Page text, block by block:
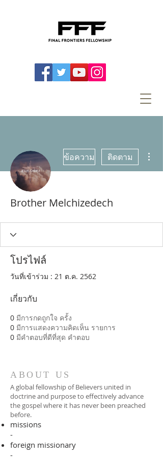
ข้อความ ติดตาม
Brother Melchizedech
โปรไฟล์
วันที่เข้าร่วม : 21 ต.ค. 2562
เกี่ยวกับ
0 มีการกดถูกใจ ครั้ง
0 มีการแสดงความคิดเห็น รายการ
0 มีคำตอบที่ดีที่สุด คำตอบ
ABOUT US
A global fellowship of Believers united in
doctrine and purpose to effectively advance
the gospel where it has never been preached
before.​
missions
-
foreign missionary
-